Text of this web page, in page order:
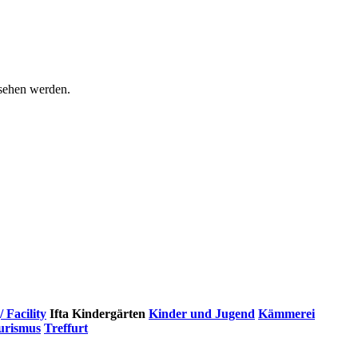
werden.
Facility Ifta Kindergärten Kinder und Jugend Kämmerei
Treffurt